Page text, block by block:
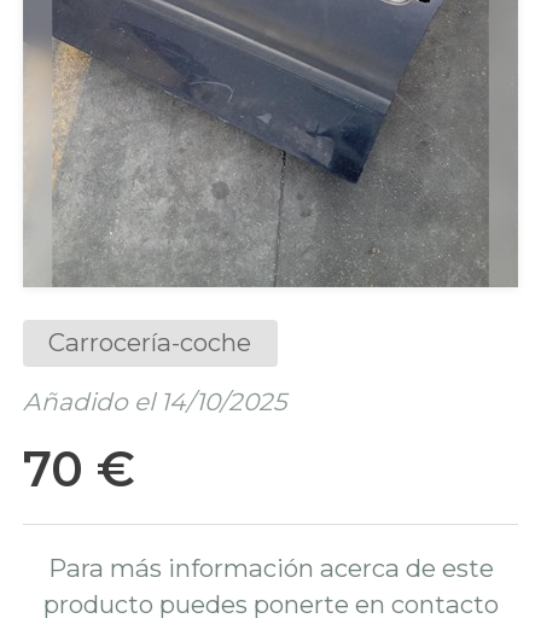
Carrocería-coche
Añadido el 14/10/2025
70 €
Para más información acerca de este
producto puedes ponerte en contacto